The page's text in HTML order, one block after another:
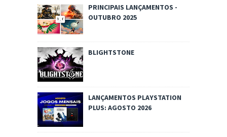
PRINCIPAIS LANÇAMENTOS -
OUTUBRO 2025
BLIGHTSTONE
LANÇAMENTOS PLAYSTATION
PLUS: AGOSTO 2026